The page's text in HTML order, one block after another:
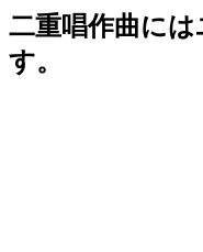
二重唱作曲に
す。